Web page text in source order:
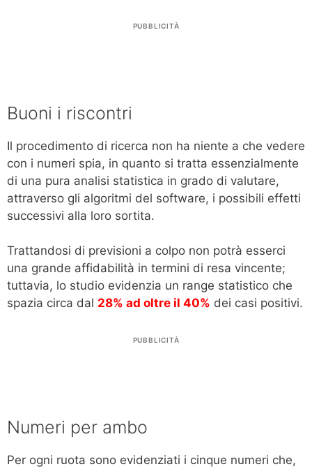
PUBBLICITÀ
Buoni i riscontri
Il procedimento di ricerca non ha niente a che vedere
con i numeri spia, in quanto si tratta essenzialmente
di una pura analisi statistica in grado di valutare,
attraverso gli algoritmi del software, i possibili effetti
successivi alla loro sortita.
Trattandosi di previsioni a colpo non potrà esserci
una grande affidabilità in termini di resa vincente;
tuttavia, lo studio evidenzia un range statistico che
spazia circa dal 28% ad oltre il 40% dei casi positivi.
PUBBLICITÀ
Numeri per ambo
Per ogni ruota sono evidenziati i cinque numeri che,